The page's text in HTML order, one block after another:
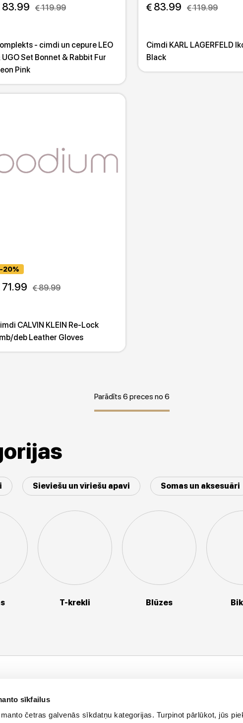
sīkfailus
četras galvenās sīkdatņu kategorijas. Turpinot pārlūkot, jūs
83.99 119.99
- cimdi un cepure LEO
UGO Set Bonnet & Rabbit Fur
Pink
83.99 119.99
Cimdi KARL LAGERFELD
Black
-20%
71.99 89.99
CALVIN KLEIN Re-Lock
deb Leather Gloves
Parādīts 6 preces no 6
Sieviešu un vīriešu apavi Somas un aksesuāri
T-krekli Blūzes
E-pasta